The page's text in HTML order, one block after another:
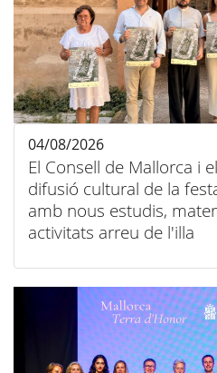
El Consell de Mallorca i
difusió cultural de la
amb nous estudis,
activitats arreu de l'illa
04/08/2026